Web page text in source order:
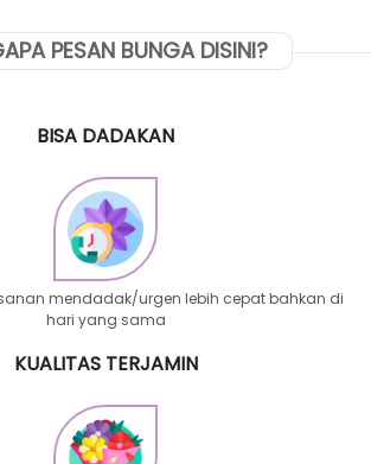
PESAN BUNGA DISINI?
BISA DADAKAN
mendadak/urgen lebih cepat bahkan di
hari yang sama
KUALITAS TERJAMIN